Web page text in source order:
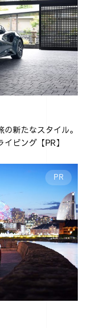
新たなスタイル。
ビング【PR】